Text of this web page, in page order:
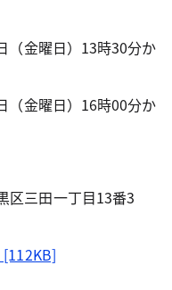
（金曜日）13時30分か
（金曜日）16時00分か
区三田一丁目13番3
[112KB]